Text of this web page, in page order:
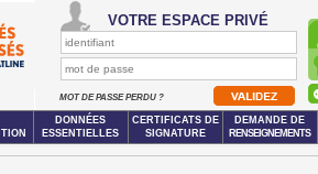
VOTRE ESPACE PRIVÉ
MOT DE PASSE PERDU ?
DONNÉES
ESSENTIELLES
CERTIFICATS DE
SIGNATURE
DEMANDE DE
RENSEIGNEMENTS